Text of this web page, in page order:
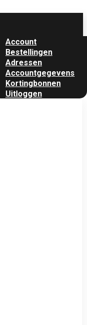
Account
Bestellingen
Adressen
Accountgegevens
Kortingbonnen
Uitloggen